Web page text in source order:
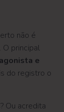
não é
O principal
e
do registro o
Ou acredita